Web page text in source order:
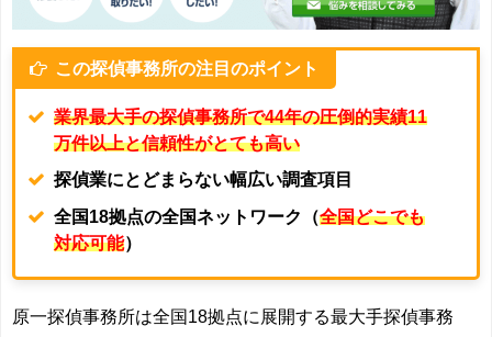
この探偵事務所の注目のポイント
業界最大手の探偵事務所で44年の圧倒的実績11
万件以上と信頼性がとても高い
探偵業にとどまらない幅広い調査項目
全国18拠点の全国ネットワーク（全国どこでも
対応可能）
原一探偵事務所は全国18拠点に展開する最大手探偵事務